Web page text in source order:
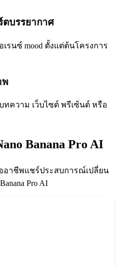
ตบรรยากาศ
รนซ์ mood ตั้งแต่ต้นโครงการ
พ
ความ เว็บไซต์ พรีเซ้นต์ หรือ
Banana Pro AI
อาชีพแชร์ประสบการณ์เปลี่ยน
Pro AI